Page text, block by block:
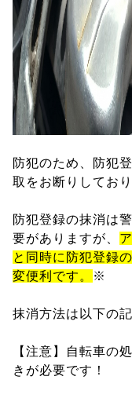
防犯のため、防犯
取をお断りしており
防犯登録の抹消は
要がありますが、
と同時に防犯登録
変便利です。
※
抹消方法は以下の
【注意】自転車の
きが必要です！